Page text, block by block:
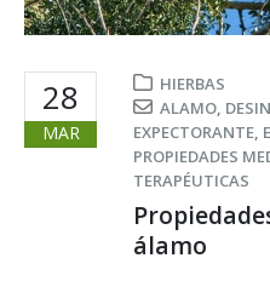
28
MAR
HIERBAS
ALAMO,
EXPECTORANTE,
PROPIEDADES
TERAPÉUTICAS
álamo